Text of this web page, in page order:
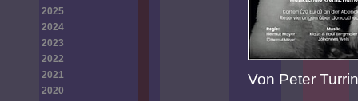
2025
2024
2023
2022
2021
2020
Von Peter